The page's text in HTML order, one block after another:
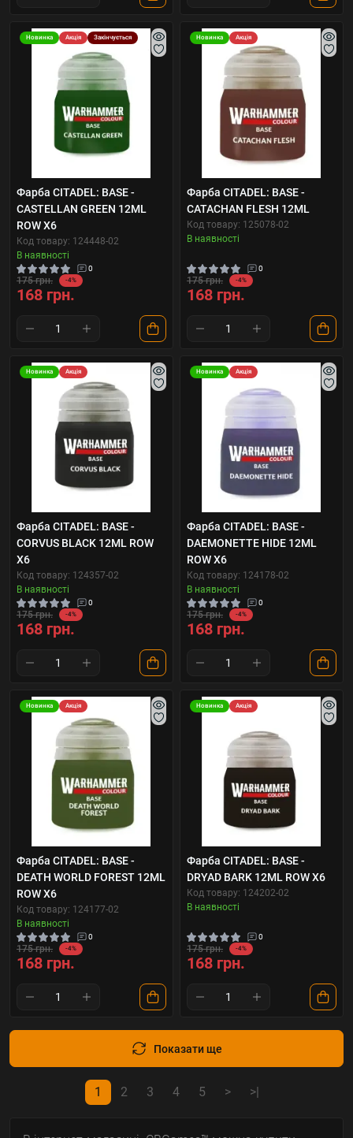
Новинка Акція Закінчується
Фарба CITADEL: BASE -
CASTELLAN GREEN 12ML
ROW X6
Код товару: 124448-02
В наявності
0
175 грн. -4%
168 грн.
Новинка Акція
Фарба CITADEL: BASE -
CATACHAN FLESH 12ML
Код товару: 125078-02
В наявності
0
175 грн. -4%
168 грн.
Новинка Акція
Фарба CITADEL: BASE -
CORVUS BLACK 12ML ROW
X6
Код товару: 124357-02
В наявності
0
175 грн. -4%
168 грн.
Новинка Акція
Фарба CITADEL: BASE -
DAEMONETTE HIDE 12ML
ROW X6
Код товару: 124178-02
В наявності
0
175 грн. -4%
168 грн.
Новинка Акція
Фарба CITADEL: BASE -
DEATH WORLD FOREST 12ML
ROW X6
Код товару: 124177-02
В наявності
0
175 грн. -4%
168 грн.
Новинка Акція
Фарба CITADEL: BASE -
DRYAD BARK 12ML ROW X6
Код товару: 124202-02
В наявності
0
175 грн. -4%
168 грн.
Показати ще
1 2 3 4 5 > >|